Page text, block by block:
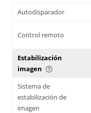
Autodisparador
Control remoto
Estabilización
imagen help_outline
Sistema de
estabilización de
imagen